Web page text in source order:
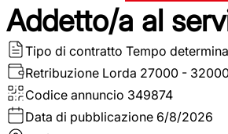
Addetto/a al
Tipo di contratto Tempo
Retribuzione Lorda 27000 -
Codice annuncio 349874
Data di pubblicazione 6/8/2026